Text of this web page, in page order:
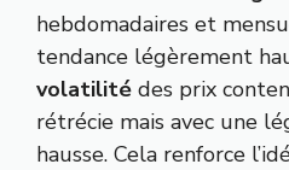
hebdomadaires et
tendance légèrement
volatilité des prix
rétrécie mais avec une
hausse. Cela renforce